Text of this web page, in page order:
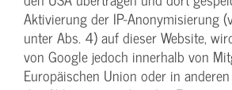
Aktivierung der IP-Anonymisierung
unter Abs. 4) auf dieser Website,
von Google jedoch innerhalb von
Europäischen Union oder in